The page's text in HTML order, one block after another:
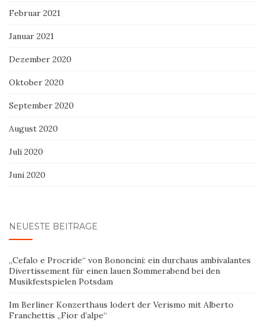
Februar 2021
Januar 2021
Dezember 2020
Oktober 2020
September 2020
August 2020
Juli 2020
Juni 2020
NEUESTE BEITRÄGE
„Cefalo e Procride“ von Bononcini: ein durchaus ambivalantes
Divertissement für einen lauen Sommerabend bei den
Musikfestspielen Potsdam
Im Berliner Konzerthaus lodert der Verismo mit Alberto
Franchettis „Fior d’alpe“